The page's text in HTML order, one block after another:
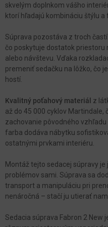
skvelým doplnkom vášho
ktorí hľadajú kombináciu štýlu a
Súprava pozostáva z troch
čo poskytuje dostatok priestoru
alebo návštevu. Vďaka
premeniť sedačku na lôžko, čo
hostí.
Kvalitný poťahový materiál z
až do 45 000 cyklov
zachovanie pôvodného
farba dodáva nábytku
ostatnými prvkami interiéru.
Montáž tejto sedacej súpravy
problémov sami. Súprava sa
transport a manipuláciu pri
nenáročná – stačí ju utierať
Sedacia súprava Fabron 2 New